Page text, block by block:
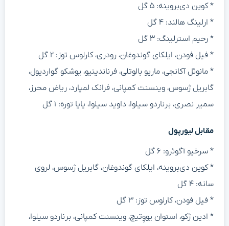
* کوین دی‌بروینه: ۵ گل
* ارلینگ هالند: ۴ گل
* رحیم استرلینگ: ۳ گل
* فیل فودن، ایلکای گوندوغان، رودری، کارلوس توز: ۲ گل
* مانوئل آکانجی، ماریو بالوتلی، فرناندینیو، یوشکو گواردیول،
گابریل ژسوس، وینسنت کمپانی، فرانک لمپارد، ریاض محرز،
سمیر نصری، برناردو سیلوا، داوید سیلوا، یایا توره: ۱ گل
مقابل لیورپول
* سرخیو آگوئرو: ۶ گل
* کوین دی‌بروینه، ایلکای گوندوغان، گابریل ژسوس، لروی
سانه: ۴ گل
* فیل فودن، کارلوس توز: ۳ گل
* ادین ژکو، استوان یووِتیچ، وینسنت کمپانی، برناردو سیلوا،